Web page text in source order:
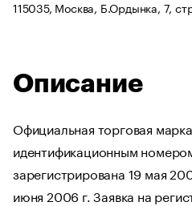
115035, Москва, Б.Ордынка, 7,
Описание
Официальная торговая
идентификационным
зарегистрирована 19 мая
июня 2006 г. Заявка на